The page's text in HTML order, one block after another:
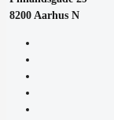
8200 Aarhus N